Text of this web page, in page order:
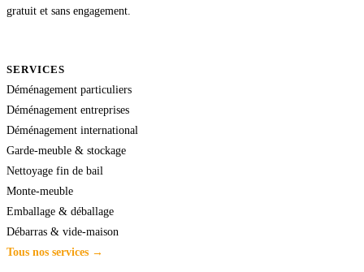
gratuit et sans engagement.
SERVICES
Déménagement particuliers
Déménagement entreprises
Déménagement international
Garde-meuble & stockage
Nettoyage fin de bail
Monte-meuble
Emballage & déballage
Débarras & vide-maison
Tous nos services →